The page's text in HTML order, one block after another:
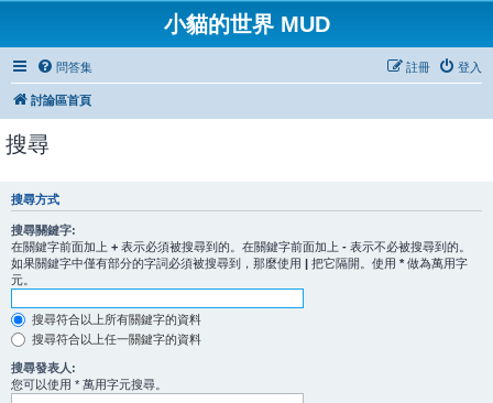
小貓的世界 MUD
問答集 登入
註冊
討論區首頁
搜尋
搜尋方式
搜尋關鍵字:
在關鍵字前面加上 + 表示必須被搜尋到的。在關鍵字前面加上 - 表示不必被搜尋到的。
如果關鍵字中僅有部分的字詞必須被搜尋到，那麼使用 | 把它隔開。使用 * 做為萬用字
元。
搜尋符合以上所有關鍵字的資料
搜尋符合以上任一關鍵字的資料
搜尋發表人:
您可以使用 * 萬用字元搜尋。